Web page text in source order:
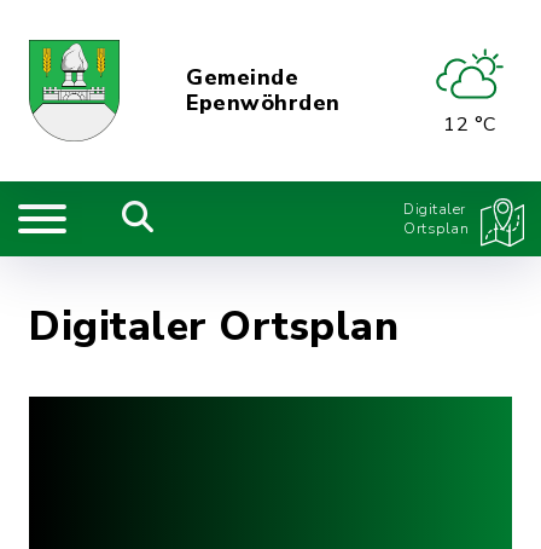
Gemeinde
Epenwöhrden
12 °C
Digitaler
Ortsplan
Digitaler Ortsplan